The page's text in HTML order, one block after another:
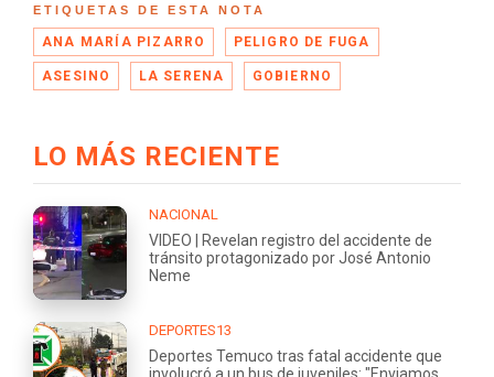
ETIQUETAS DE ESTA NOTA
ANA MARÍA PIZARRO PELIGRO DE FUGA
ASESINO LA SERENA GOBIERNO
LO MÁS RECIENTE
NACIONAL
VIDEO | Revelan registro del accidente de
tránsito protagonizado por José Antonio
Neme
DEPORTES13
Deportes Temuco tras fatal accidente que